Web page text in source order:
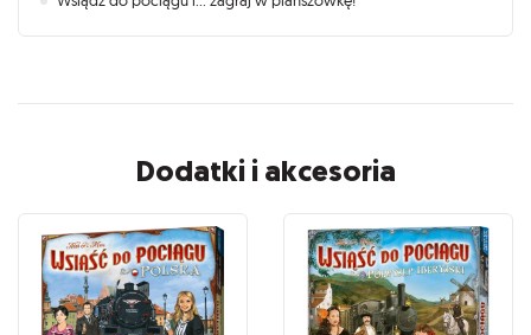
Dodatki i akcesoria